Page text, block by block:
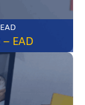
MG • Tecnológico • EAD
EAD